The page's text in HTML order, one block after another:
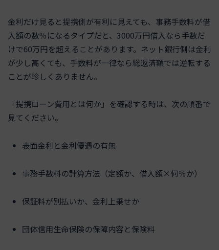
金利だけ見ると提携側が有利に見えても、事務手数料が借
入額の数％になるタイプだと、3000万円借入なら手数だ
けで60万円を超えることがあります。ネット銀行側は金利
が少し高くても、手数料が一律なら総返済額では逆転する
ことが珍しくありません。
「提携ローン費用とは何か」を確認する時は、次の順番で
見てください。
表面金利と金利優遇の有無
事務手数料の計算方法（定額か、借入額×何％か）
保証料が別払いか、金利上乗せか
団体信用生命保険の保障内容と保険料